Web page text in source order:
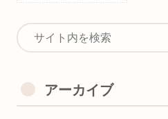
アーカイブ